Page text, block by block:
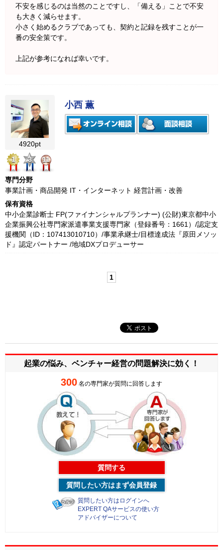
不安を感じるのは当然のことですし、「備える」ことで不安
も大きく減らせます。
小さく始めるクラブであっても、契約と記録を残すことが一
番の安全策です。
上記が参考になれば幸いです。
4920pt
1
3 11
小西 薫
専門分野
事業計画・商品開発 IT・インターネット 経営計画・改善
保有資格
中小企業診断士 FP(ファイナンシャルプランナー) (公財)東京都中小
企業振興公社専門家派遣事業支援専門家（登録番号：1661）/認定支
援機関（ID：107413010710）/事業承継士/目標達成法『原田メソッ
ド』認定パートナー /地域DXプロデューサー
1
起業の悩み、ベンチャー経営の問題解決に効く！
300 名の専門家が質問に回答します
質問する
質問したい方はまず会員登録
質問したい方はログインへ
EXPERT QAサービスの使い方
アドバイザーについて